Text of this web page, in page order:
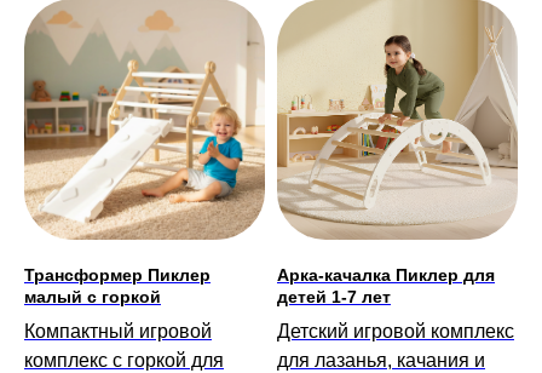
Трансформер Пиклер
малый с горкой
Компактный игровой
комплекс с горкой для
Арка-качалка Пиклер для
детей 1-7 лет
Детский игровой комплекс
для лазанья, качания и